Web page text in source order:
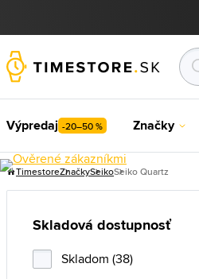
Výpredaj -20–50 % Značky
TimestoreZnačkySeikoSeiko Quartz
Skladová dostupnosť
Skladom (38)